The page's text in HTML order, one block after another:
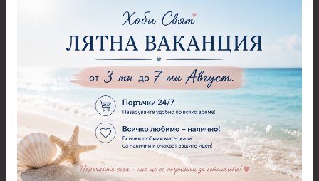
Висулки
Глина,Гипс, Калъпи,
Елементи, Инструменти
Керамична смес за отливки
Керамични елементи
Елементи от полимерна
глина и полирезин
Предмети за декорация -
Керамика и метал
Предмети за декорация -
Стирофом
Предмети за декорация -
Стъкло
Предмети за декорация -
Плат, органза, зебло,
целофан